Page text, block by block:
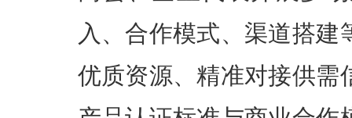
入、合作模式、渠道搭
优质资源、精准对接供需